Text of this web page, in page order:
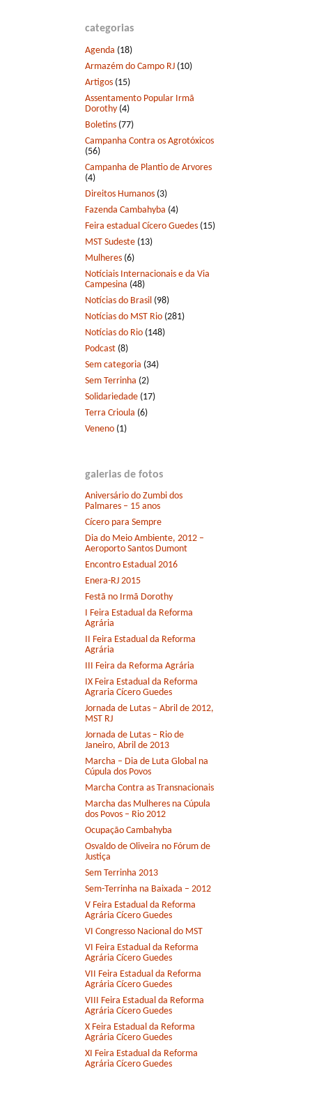
categorias
Agenda (18)
Armazém do Campo RJ (10)
Artigos (15)
Assentamento Popular Irmã
Dorothy (4)
Boletins (77)
Campanha Contra os Agrotóxicos
(56)
Campanha de Plantio de Arvores
(4)
Direitos Humanos (3)
Fazenda Cambahyba (4)
Feira estadual Cícero Guedes (15)
MST Sudeste (13)
Mulheres (6)
Notíciais Internacionais e da Via
Campesina (48)
Notícias do Brasil (98)
Notícias do MST Rio (281)
Notícias do Rio (148)
Podcast (8)
Sem categoria (34)
Sem Terrinha (2)
Solidariedade (17)
Terra Crioula (6)
Veneno (1)
galerias de fotos
Aniversário do Zumbi dos
Palmares – 15 anos
Cícero para Sempre
Dia do Meio Ambiente, 2012 –
Aeroporto Santos Dumont
Encontro Estadual 2016
Enera-RJ 2015
Festã no Irmã Dorothy
I Feira Estadual da Reforma
Agrária
II Feira Estadual da Reforma
Agrária
III Feira da Reforma Agrária
IX Feira Estadual da Reforma
Agraria Cícero Guedes
Jornada de Lutas – Abril de 2012,
MST RJ
Jornada de Lutas – Rio de
Janeiro, Abril de 2013
Marcha – Dia de Luta Global na
Cúpula dos Povos
Marcha Contra as Transnacionais
Marcha das Mulheres na Cúpula
dos Povos – Rio 2012
Ocupação Cambahyba
Osvaldo de Oliveira no Fórum de
Justiça
Sem Terrinha 2013
Sem-Terrinha na Baixada – 2012
V Feira Estadual da Reforma
Agrária Cícero Guedes
VI Congresso Nacional do MST
VI Feira Estadual da Reforma
Agrária Cícero Guedes
VII Feira Estadual da Reforma
Agrária Cícero Guedes
VIII Feira Estadual da Reforma
Agrária Cícero Guedes
X Feira Estadual da Reforma
Agrária Cícero Guedes
XI Feira Estadual da Reforma
Agrária Cícero Guedes